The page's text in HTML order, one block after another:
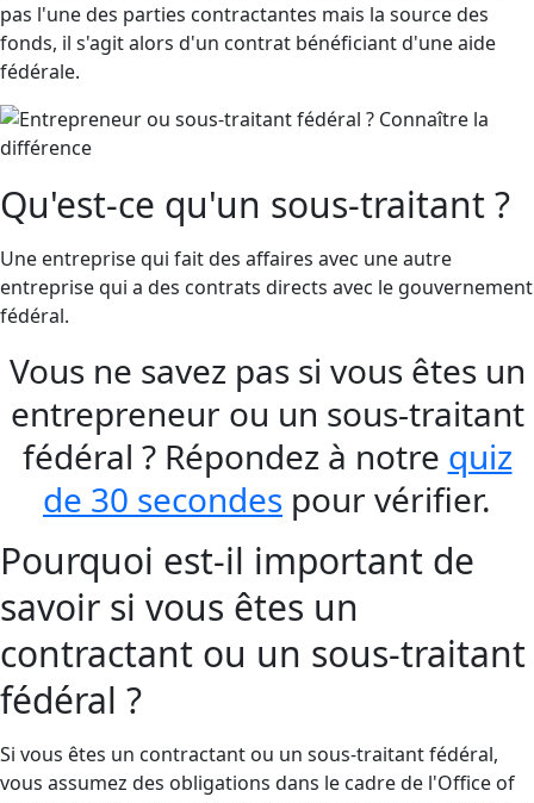
pas l'une des parties contractantes mais la source des
fonds, il s'agit alors d'un contrat bénéficiant d'une aide
fédérale.
Qu'est-ce qu'un sous-traitant ?
Une entreprise qui fait des affaires avec une autre
entreprise qui a des contrats directs avec le gouvernement
fédéral.
Vous ne savez pas si vous êtes un
entrepreneur ou un sous-traitant
fédéral ? Répondez à notre quiz
de 30 secondes pour vérifier.
Pourquoi est-il important de
savoir si vous êtes un
contractant ou un sous-traitant
fédéral ?
Si vous êtes un contractant ou un sous-traitant fédéral,
vous assumez des obligations dans le cadre de l'Office of